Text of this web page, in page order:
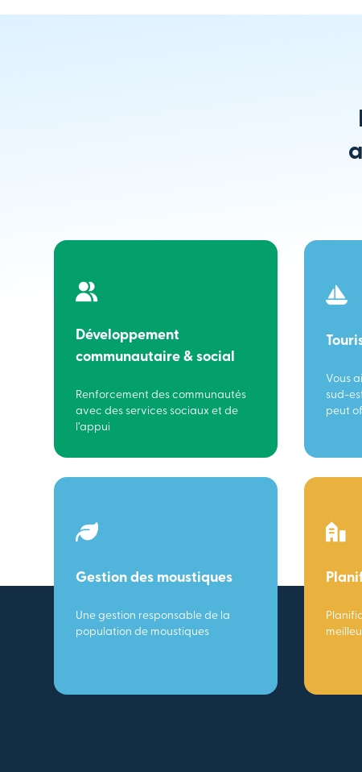
Développement
communautaire & social
Renforcement des communautés
avec des services sociaux et de
l’appui
Vous
sud-
peut
Gestion des moustiques
Une gestion responsable de la
population de moustiques